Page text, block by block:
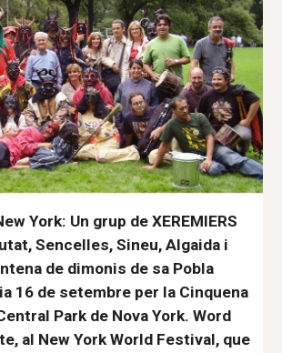
York: Un grup de XEREMIERS
Sencelles, Sineu, Algaida i
de dimonis de sa Pobla
16 de setembre per la Cinquena
Park de Nova York. Word
al New York World Festival, que